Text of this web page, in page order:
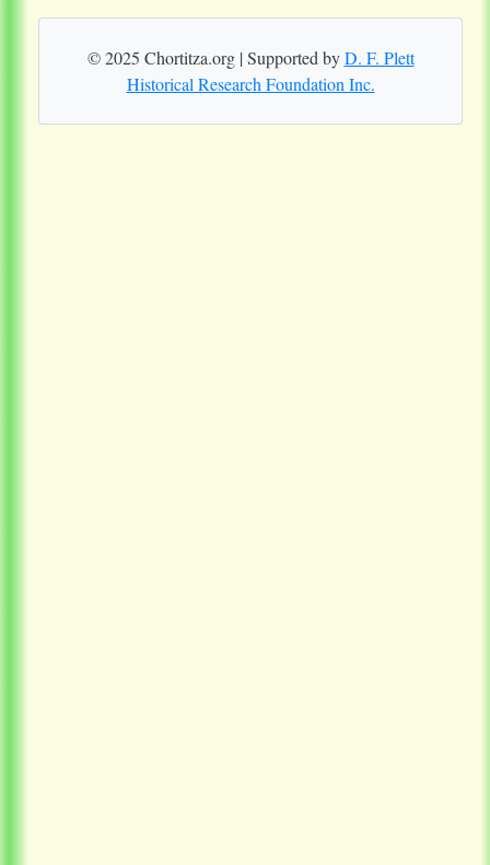
© 2025 Chortitza.org | Supported byD. F. Plett
Historical Research Foundation Inc.